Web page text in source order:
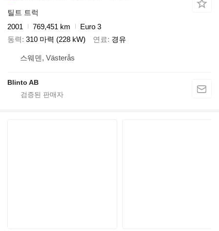
틸트 트럭
2001
769,451 km
Euro 3
동력 310 마력 (228 kW) 연료 경유
스웨덴, Västerås
Blinto AB